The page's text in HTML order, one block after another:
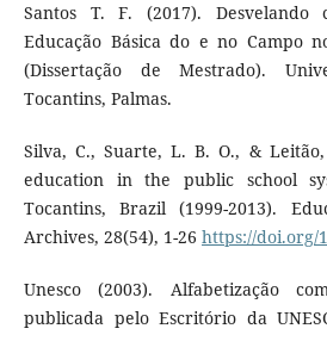
Santos T. F. (2017).
Educação Básica do e no Campo
(Dissertação de Mestrado).
Tocantins, Palmas.
Silva, C., Suarte, L. B. O., &
education in the public school
Tocantins, Brazil (1999-2013).
Archives, 28(54), 1-26 https://doi.org/
Unesco (2003). Alfabetização
publicada pelo Escritório da